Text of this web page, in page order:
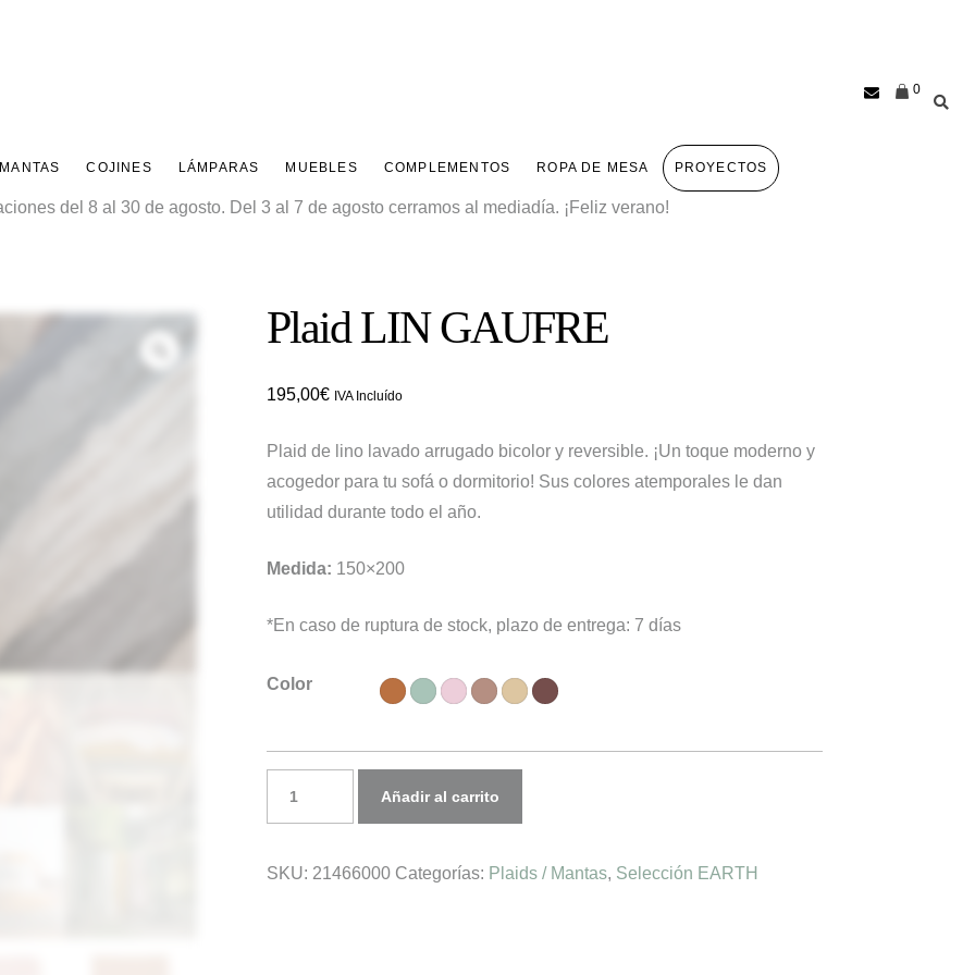
0
COJINES LÁMPARAS MUEBLES COMPLEMENTOS ROPA DE MESA PROYECTOS
del 8 al 30 de agosto. Del 3 al 7 de agosto cerramos al mediadía. ¡Feliz verano!
Plaid LIN GAUFRE
195,00€ IVA Incluído
Plaid de lino lavado arrugado bicolor y reversible. ¡Un toque moderno y
acogedor para tu sofá o dormitorio! Sus colores atemporales le dan
utilidad durante todo el año.
Medida: 150×200
*En caso de ruptura de stock, plazo de entrega: 7 días
Color
cantidad
Añadir al carrito
SKU: 21466000 Categorías: Plaids / Mantas, Selección EARTH